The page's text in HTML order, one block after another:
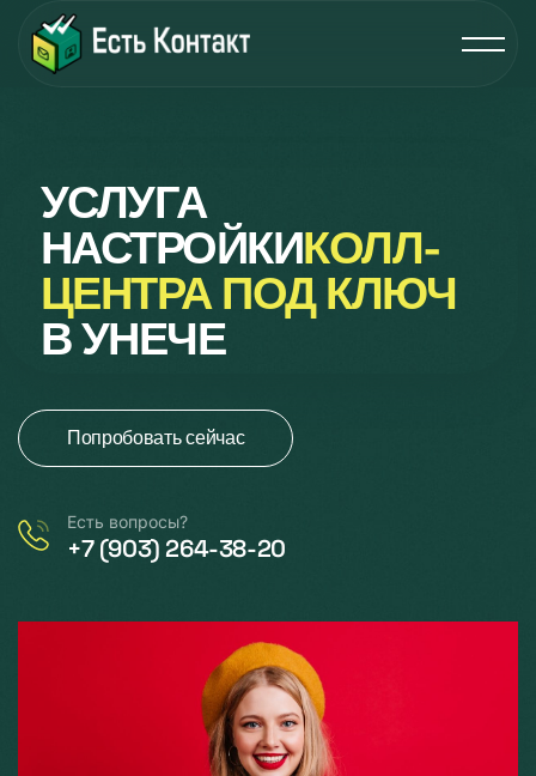
УСЛУГА
НАСТРОЙКИКОЛЛ-
ЦЕНТРА ПОД КЛЮЧ
В УНЕЧЕ
Попробовать сейчас
Есть вопросы?
+7 (903) 264-38-20